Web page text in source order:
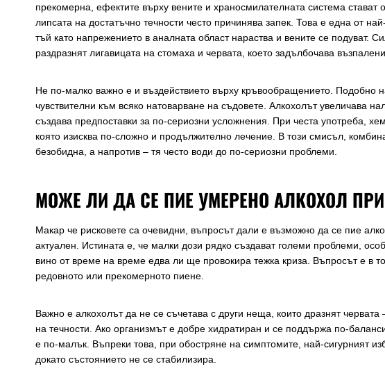
прекомерна, ефектите върху вените и храносмилателната система
липсата на достатъчно течности често причинява запек. Това е една от
тъй като напрежението в аналната област нараства и вените се подуват.
раздразнят лигавицата на стомаха и червата, което задълбочава
Не по-малко важно е и въздействието върху кръвообращението. Подобно
чувствителни към всяко натоварване на съдовете. Алкохолът увеличава
създава предпоставки за по-сериозни усложнения. При честа употреба,
която изисква по-сложно и продължително лечение. В този смисъл,
безобидна, а напротив – тя често води до по-сериозни проблеми.
МОЖЕ ЛИ ДА СЕ ПИЕ УМЕРЕНО АЛКОХОЛ
Макар че рисковете са очевидни, въпросът дали е възможно да се пие
актуален. Истината е, че малки дози рядко създават големи проблеми,
вино от време на време едва ли ще провокира тежка криза. Въпросът е в
редовното или прекомерното пиене.
Важно е алкохолът да не се съчетава с други неща, които дразнят
на течности. Ако организмът е добре хидратиран и се поддържа по-
е по-малък. Въпреки това, при обостряне на симптомите, най-сигурният
докато състоянието не се стабилизира.